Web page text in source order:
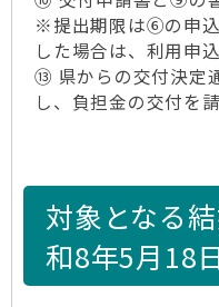
※提出期限は⑥の申
した場合は、利用申
⑬ 県からの交付決定
し、負担金の交付を
対象となる
和8年5月18